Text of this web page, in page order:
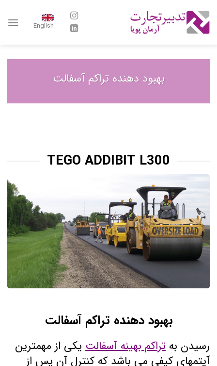
content
English
بهبود دهنده تراکم آسفالت
TEGO ADDIBIT L300
بهبود دهنده تراکم آسفالت
رسیدن به تراکم بهینه آسفالت یکی از مهمترین
آیتمهای کیفی می باشد که کنترل آن پس از